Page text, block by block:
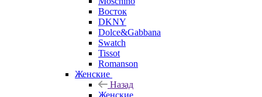
Восток
DKNY
Dolce&Gabbana
Swatch
Tissot
Romanson
Женские
Назад
Женские